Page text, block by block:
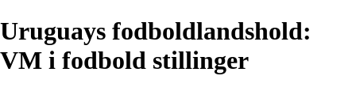
Uruguays fodboldlandshold:
VM i fodbold stillinger